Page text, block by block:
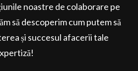
noastre de colaborare pe
să descoperim cum putem să
și succesul afacerii tale